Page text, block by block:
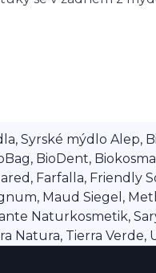
Syrské mýdlo Alep,
BioDent,
Farfalla, Friendly
Maud Siegel,
Naturkosmetik,
Natura, Tierra Verde,